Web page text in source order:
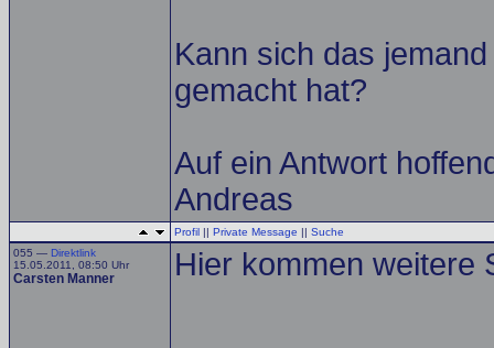
Kann sich das
gemacht hat?
Auf ein Antwort
Andreas
Profil || Private Message || Suche
055 — Direktlink
15.05.2011, 08:50 Uhr
Carsten Manner Hier kommen weitere